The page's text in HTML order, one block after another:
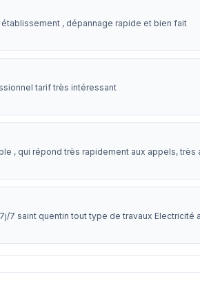
, dépannage rapide et bien fait
tarif très intéressant
, qui répond très rapidement aux appels,
7 saint quentin tout type de travaux Electricité